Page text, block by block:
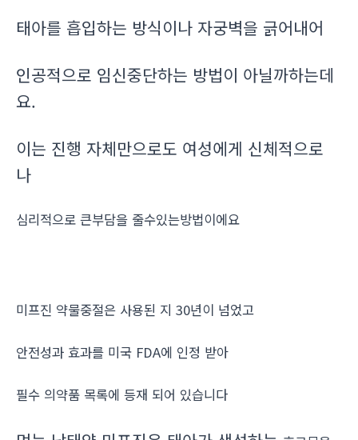
태아를 흡입하는 방식이나 자궁벽을 긁어내어
인공적으로 임신중단하는 방법이 아닐까하는데
요.
이는 진행 자체만으로도 여성에게 신체적으로
나
심리적으로 큰부담을 줄수있는방법이에요
미프진 약물중절은 사용된 지 30년이 넘었고
안전성과 효과를 미국 FDA에 인정 받아
필수 의약품 목록에 등재 되어 있습니다